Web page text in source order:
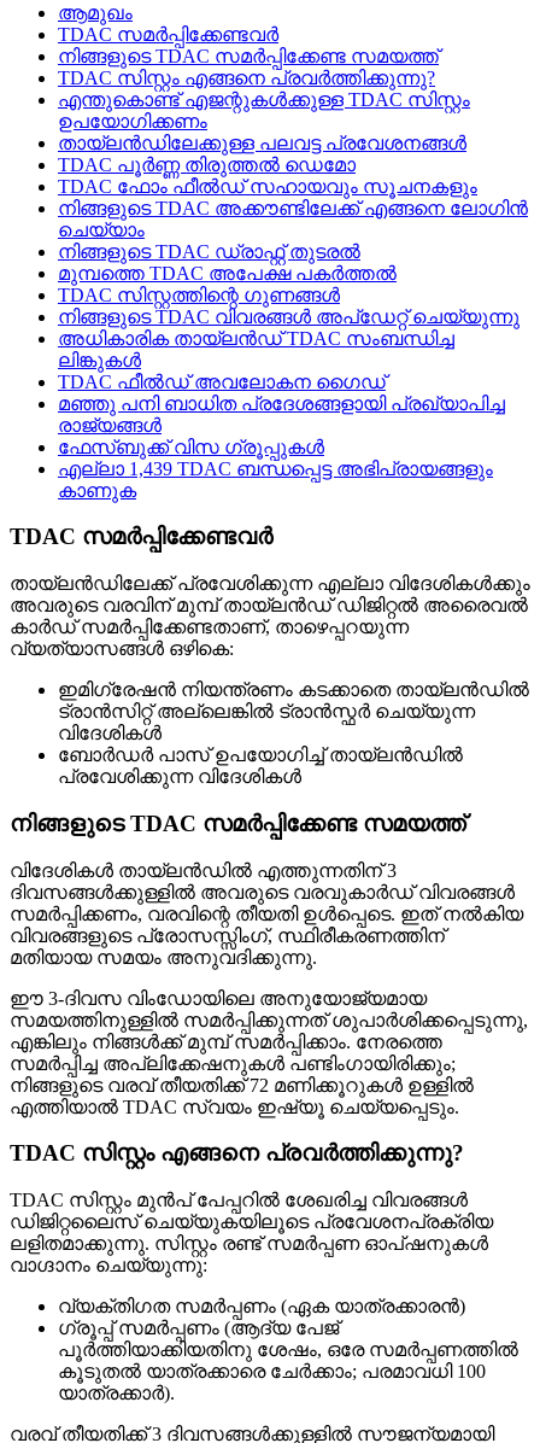
ആമുഖം
TDAC സമർപ്പിക്കേണ്ടവർ
നിങ്ങളുടെ TDAC സമർപ്പിക്കേണ്ട സമയത്ത്
TDAC സിസ്റ്റം എങ്ങനെ പ്രവർത്തിക്കുന്നു?
എന്തുകൊണ്ട് എജന്റുകൾക്കുള്ള TDAC സിസ്റ്റം
ഉപയോഗിക്കണം
തായ്‌ലൻഡിലേക്കുള്ള പലവട്ട പ്രവേശനങ്ങൾ
TDAC പൂർണ്ണ തിരുത്തൽ ഡെമോ
TDAC ഫോം ഫീല്‍ഡ് സഹായവും സൂചനകളും
നിങ്ങളുടെ TDAC അക്കൗണ്ടിലേക്ക് എങ്ങനെ ലോഗിൻ
ചെയ്യാം
നിങ്ങളുടെ TDAC ഡ്രാഫ്റ്റ് തുടരല്‍
മുമ്പത്തെ TDAC അപേക്ഷ പകർത്തൽ
TDAC സിസ്റ്റത്തിന്റെ ഗുണങ്ങൾ
നിങ്ങളുടെ TDAC വിവരങ്ങൾ അപ്ഡേറ്റ് ചെയ്യുന്നു
അധികാരിക തായ്‌ലൻഡ് TDAC സംബന്ധിച്ച
ലിങ്കുകൾ
TDAC ഫീൽഡ് അവലോകന ഗൈഡ്
മഞ്ഞു പനി ബാധിത പ്രദേശങ്ങളായി പ്രഖ്യാപിച്ച
രാജ്യങ്ങൾ
ഫേസ്ബുക്ക് വിസ ഗ്രൂപ്പുകൾ
എല്ലാ 1,439 TDAC ബന്ധപ്പെട്ട അഭിപ്രായങ്ങളും
കാണുക
TDAC സമർപ്പിക്കേണ്ടവർ
തായ്‌ലൻഡിലേക്ക് പ്രവേശിക്കുന്ന എല്ലാ വിദേശികൾക്കും
അവരുടെ വരവിന് മുമ്പ് തായ്‌ലൻഡ് ഡിജിറ്റൽ അരൈവൽ
കാർഡ് സമർപ്പിക്കേണ്ടതാണ്, താഴെപ്പറയുന്ന
വ്യത്യാസങ്ങൾ ഒഴികെ:
ഇമിഗ്രേഷൻ നിയന്ത്രണം കടക്കാതെ തായ്‌ലൻഡിൽ
ട്രാൻസിറ്റ് അല്ലെങ്കിൽ ട്രാൻസ്ഫർ ചെയ്യുന്ന
വിദേശികൾ
ബോർഡർ പാസ് ഉപയോഗിച്ച് തായ്‌ലൻഡിൽ
പ്രവേശിക്കുന്ന വിദേശികൾ
നിങ്ങളുടെ TDAC സമർപ്പിക്കേണ്ട സമയത്ത്
വിദേശികൾ തായ്‌ലൻഡിൽ എത്തുന്നതിന് 3
ദിവസങ്ങൾക്കുള്ളിൽ അവരുടെ വരവുകാർഡ് വിവരങ്ങൾ
സമർപ്പിക്കണം, വരവിന്റെ തീയതി ഉൾപ്പെടെ. ഇത് നൽകിയ
വിവരങ്ങളുടെ പ്രോസസ്സിംഗ്, സ്ഥിരീകരണത്തിന്
മതിയായ സമയം അനുവദിക്കുന്നു.
ഈ 3-ദിവസ വിംഡോയിലെ അനുയോജ്യമായ
സമയത്തിനുള്ളിൽ സമർപ്പിക്കുന്നത് ശുപാർശിക്കപ്പെടുന്നു,
എങ്കിലും നിങ്ങൾക്ക് മുമ്പ് സമർപ്പിക്കാം. നേരത്തെ
സമർപ്പിച്ച അപ്ലിക്കേഷനുകൾ പണ്ടിംഗായിരിക്കും;
നിങ്ങളുടെ വരവ് തീയതിക്ക് 72 മണിക്കൂറുകൾ ഉള്ളിൽ
എത്തിയാൽ TDAC സ്വയം ഇഷ്യൂ ചെയ്യപ്പെടും.
TDAC സിസ്റ്റം എങ്ങനെ പ്രവർത്തിക്കുന്നു?
TDAC സിസ്റ്റം മുൻപ് പേപ്പറിൽ ശേഖരിച്ച വിവരങ്ങൾ
ഡിജിറ്റലൈസ് ചെയ്യുകയിലൂടെ പ്രവേശനപ്രക്രിയ
ലളിതമാക്കുന്നു. സിസ്റ്റം രണ്ട് സമർപ്പണ ഓപ്ഷനുകൾ
വാഗ്ദാനം ചെയ്യുന്നു:
വ്യക്തിഗത സമർപ്പണം (ഏക യാത്രക്കാരൻ)
ഗ്രൂപ്പ് സമർപ്പണം (ആദ്യ പേജ്
പൂർത്തിയാക്കിയതിനു ശേഷം, ഒരേ സമർപ്പണത്തിൽ
കൂടുതൽ യാത്രക്കാരെ ചേർക്കാം; പരമാവധി 100
യാത്രക്കാർ).
വരവ് തീയതിക്ക് 3 ദിവസങ്ങൾക്കുള്ളിൽ സൗജന്യമായി